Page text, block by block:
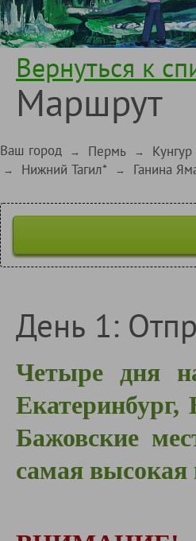
Вернуться к
Маршрут
Ваш город → Пермь → Кунгур
→ Нижний Тагил* → Ганина
День 1:
Четыре дня
Бажовские
самая высокая